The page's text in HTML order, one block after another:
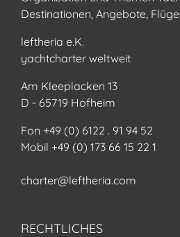
Destinationen, Angebote,
leftheria e.K.
yachtcharter weltweit
Am Kleeplacken 13
D - 65719 Hofheim
Fon +49 (0) 6122 . 91 94 52
Mobil +49 (0) 173 66 15 22 1
charter@leftheria.com
RECHTLICHES